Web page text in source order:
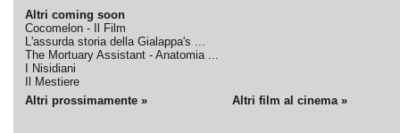
Altri coming soon
Cocomelon - Il Film
L'assurda storia della Gialappa's ...
The Mortuary Assistant - Anatomia ...
I Nisidiani
Il Mestiere
Altri prossimamente » Altri film al cinema »